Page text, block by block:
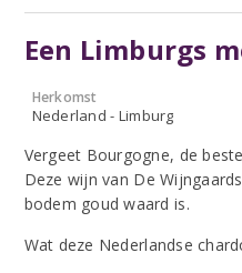
Een Limburgs
Herkomst
Nederland - Limburg
Vergeet Bourgogne, de
Deze wijn van De
bodem goud waard is.
Wat deze Nederlandse